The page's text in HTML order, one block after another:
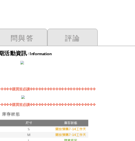
問與答 評論